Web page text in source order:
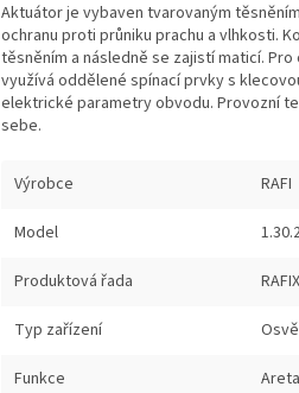
Aktuátor je vybaven tvarovaným
ochranu proti průniku prachu a vlhkosti.
těsněním a následně se zajistí maticí.
využívá oddělené spínací prvky s
elektrické parametry obvodu. Provozní
sebe.
Výrobce RAFI
Model
Produktová řada
Typ zařízení
Funkce